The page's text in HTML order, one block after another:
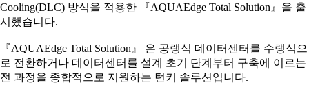
Cooling(DLC) 방식을 적용한 『AQUAEdge Total Solution』을 출
시했습니다.
『AQUAEdge Total Solution』 은 공랭식 데이터센터를 수랭식으
로 전환하거나 데이터센터를 설계 초기 단계부터 구축에 이르는
전 과정을 종합적으로 지원하는 턴키 솔루션입니다.